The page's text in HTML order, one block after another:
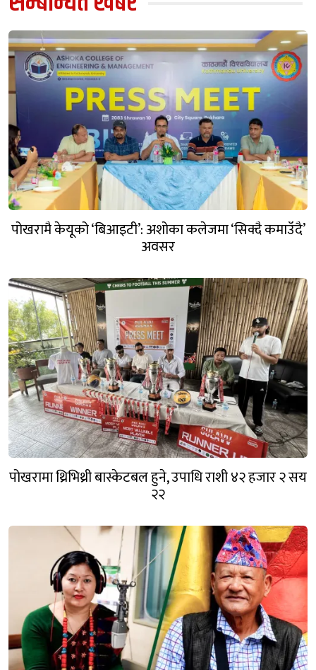
पोखरामै केयूको ‘बिआइटी’: अशोका कलेजमा ‘सिक्दै कमाउँदै’
अवसर
पोखरामा थ्रिभिथ्री बास्केटबल हुने, उपाधि राशी ४२ हजार २ सय
२२